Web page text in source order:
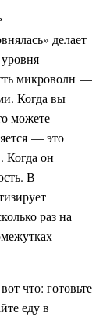
делает
микроволн —
Когда вы
можете
— это
. Когда он
В
раз на
что: готовьте
еду в